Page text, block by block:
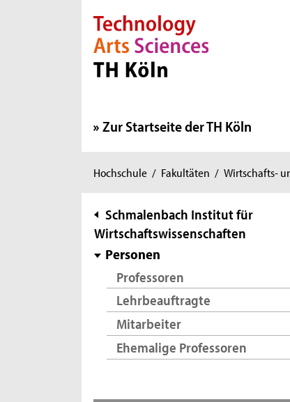
Direkt zur Hauptnavigation
Direkt zur Subnavigation
Direkt zum Inhalt
Direkt zum Fußbereich
Zur Startseite der TH Köln
Sie
hier:
Hochschule / Fakultäten / Wirtschafts-
Subnavigation
Schmalenbach Institut für
Wirtschaftswissenschaften
Personen
Professoren
Lehrbeauftragte
Mitarbeiter
Ehemalige Professoren